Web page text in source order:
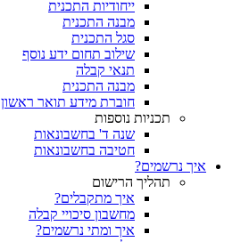
ייחודיות התכנית
מבנה התכנית
סגל התכנית
שילוב תחום ידע נוסף
תנאי קבלה
מבנה התכנית
חוברת מידע תואר ראשון
תכניות נוספות
שנה ד' בחשבונאות
חטיבה בחשבונאות
איך נרשמים?
תהליך הרישום
איך מתקבלים?
מחשבון סיכויי קבלה
איך ומתי נרשמים?